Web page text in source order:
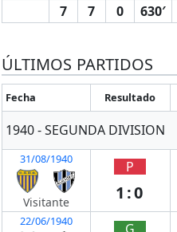
7
7 0 630′
ÚLTIMOS PARTIDOS
Fecha Resultado
1940 - SEGUNDA DIVISION
31/08/1940
Visitante
P
1:0
22/06/1940 G